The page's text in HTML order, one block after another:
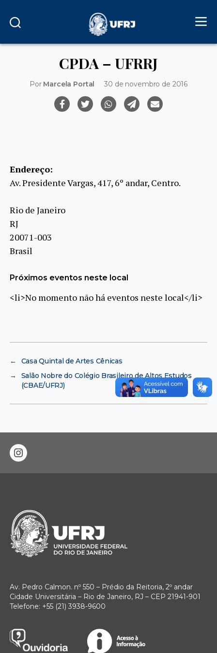
CPDA – UFRRJ
Por Marcela Portal 30 de novembro de 2016
Endereço:
Av. Presidente Vargas, 417, 6º andar, Centro.
Rio de Janeiro
RJ
20071-003
Brasil
Próximos eventos neste local
<li>No momento não há eventos neste local</li>
←
Casa Quintal de Artes Cênicas
→
Salão Nobre do Colégio Brasileiro de Altos Estudos
(CBAE/UFRJ)
instagram
Av. Pedro Calmon. nº 550 – Prédio da Reitoria, 2º andar
Cidade Universitária – Rio de Janeiro, RJ – CEP 21941-901
Telefone: +55 (21) 3938-9600